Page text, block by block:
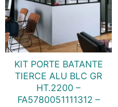
KIT PORTE BATANTE
TIERCE ALU BLC GR
HT.2200 –
FA5780051111312 –